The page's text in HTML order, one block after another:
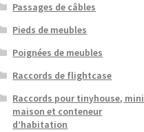
Passages de câbles
Pieds de meubles
Poignées de meubles
Raccords de flightcase
Raccords pour tinyhouse, mini
maison et conteneur
d’habitation